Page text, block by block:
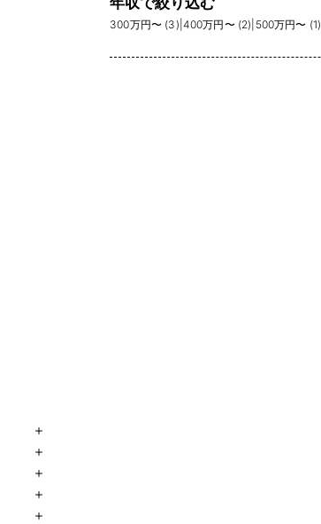
300万円〜 (3) 400万円〜 (2) 500万円〜 (1)